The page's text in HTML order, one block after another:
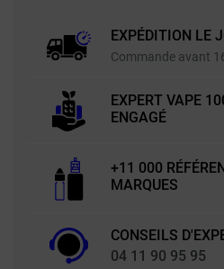
EXPÉDITION LE
Commande avant
EXPERT VAPE
ENGAGÉ
+11 000
MARQUES
CONSEILS
04 11 90 95 95